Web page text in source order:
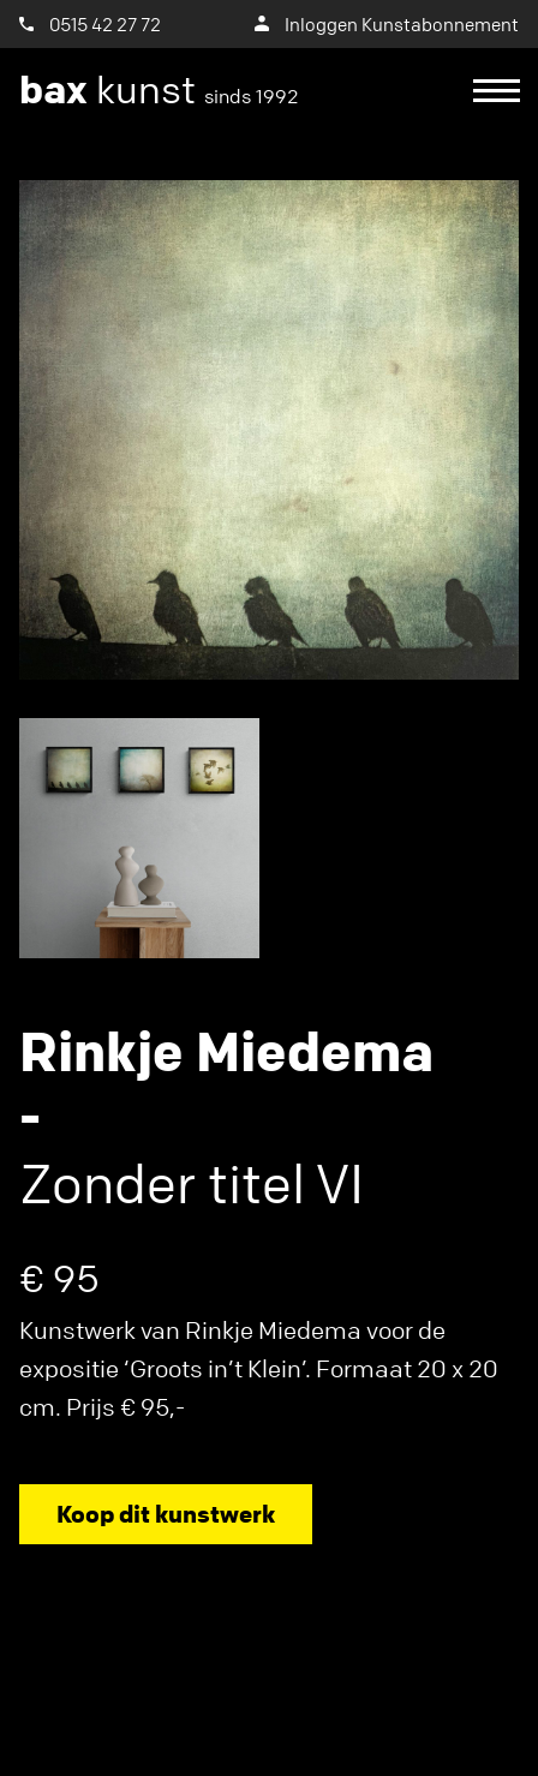
0515 42 27 72 Inloggen Kunstabonnement
bax kunst sinds 1992
Rinkje Miedema
-
Zonder titel VI
€ 95
Kunstwerk van Rinkje Miedema voor de
expositie ‘Groots in’t Klein’. Formaat 20 x 20
cm. Prijs € 95,-
Koop dit kunstwerk